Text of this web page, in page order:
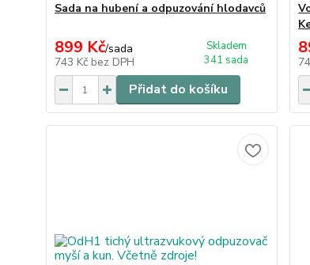
Sada na hubení a odpuzování hlodavců
899 Kč/sada
743 Kč bez DPH
Skladem
341 sada
Přidat do košíku